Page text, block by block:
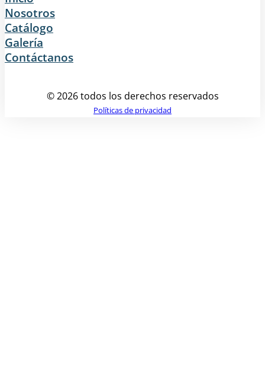
Nosotros
Catálogo
Galería
Contáctanos
© 2026 todos los derechos reservados
Políticas de privacidad